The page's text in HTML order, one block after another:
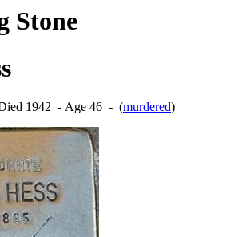
Stone
1942 ‐ Age 46 ‐ (murdered)